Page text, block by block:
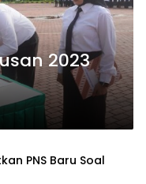
2023
PNS Baru Soal